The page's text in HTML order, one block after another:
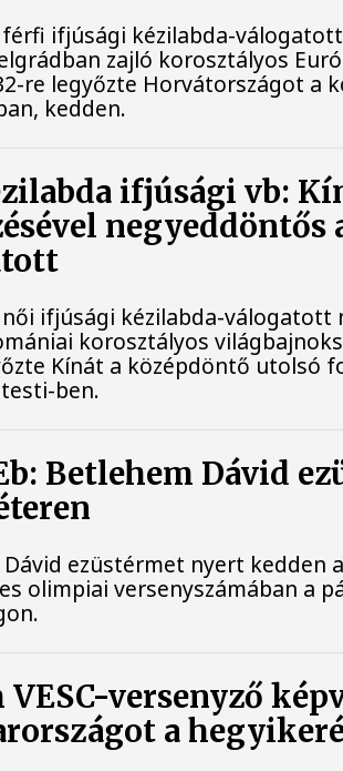
férfi ifjúsági kézilabda-
zajló korosztályos
re legyőzte Horvátországot a
kedden.
ifjúsági vb:
negyeddöntős
ifjúsági kézilabda-válogatott
korosztályos
Kínát a középdöntő utolsó
ben.
Betlehem Dávid
ezüstérmet nyert kedden
olimpiai versenyszámában a
VESC-versenyző
a